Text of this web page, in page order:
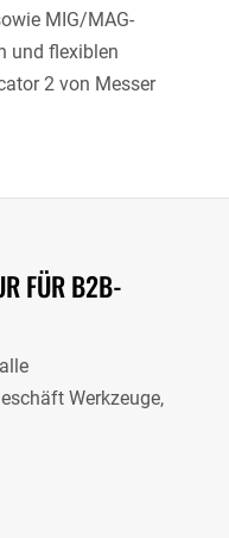
MIG/MAG-
und flexiblen
2 von Messer
FÜR B2B-
Werkzeuge,